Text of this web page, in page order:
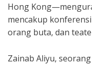
Hong
mencakup
orang buta, dan
Zainab Aliyu,